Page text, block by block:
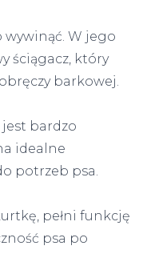
wywinąć. W jego
ściągacz, który
barkowej.
bardzo
idealne
potrzeb psa.
pełni funkcję
psa po